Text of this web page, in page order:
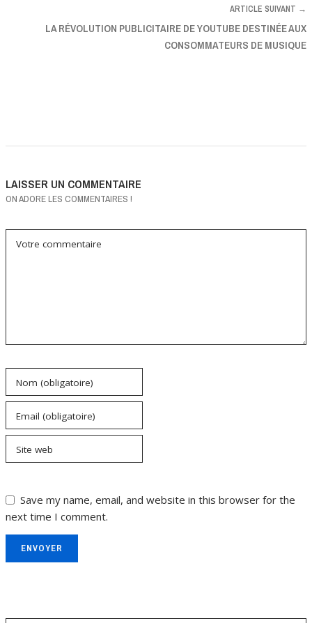
ARTICLE SUIVANT →
LA RÉVOLUTION PUBLICITAIRE DE YOUTUBE DESTINÉE AUX
CONSOMMATEURS DE MUSIQUE
LAISSER UN COMMENTAIRE
ON ADORE LES COMMENTAIRES !
Votre commentaire
Nom (obligatoire)
Email (obligatoire)
Site web
Save my name, email, and website in this browser for the
next time I comment.
ENVOYER